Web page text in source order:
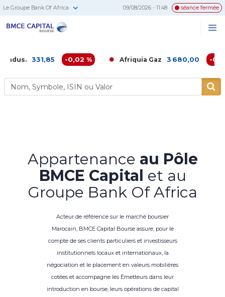
Le Groupe Bank Of Africa 09/08/2026 - 11:48 séance fermée
331,85 -0,02 % Afriquia Gaz 3 680,00 -0,16 %
Appartenance au Pôle
BMCE Capital et au
Groupe Bank Of Africa
Acteur de référence sur le marché boursier
Marocain, BMCE Capital Bourse assure, pour le
compte de ses clients particuliers et investisseurs
institutionnels locaux et internationaux, la
négociation et le placement en valeurs mobilières
cotées et accompagne les Émetteurs dans leur
introduction en bourse, leurs opérations de capital